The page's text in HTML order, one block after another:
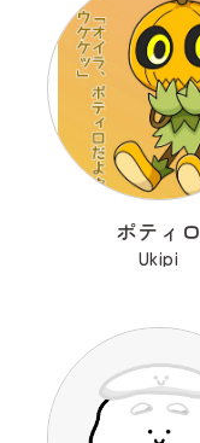
ポティロ
Ukipi